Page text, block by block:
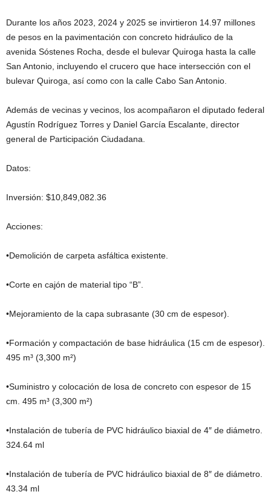
Durante los años 2023, 2024 y 2025 se invirtieron 14.97 millones
de pesos en la pavimentación con concreto hidráulico de la
avenida Sóstenes Rocha, desde el bulevar Quiroga hasta la calle
San Antonio, incluyendo el crucero que hace intersección con el
bulevar Quiroga, así como con la calle Cabo San Antonio.
Además de vecinas y vecinos, los acompañaron el diputado federal
Agustín Rodríguez Torres y Daniel García Escalante, director
general de Participación Ciudadana.
Datos:
Inversión: $10,849,082.36
Acciones:
•Demolición de carpeta asfáltica existente.
•Corte en cajón de material tipo “B”.
•Mejoramiento de la capa subrasante (30 cm de espesor).
•Formación y compactación de base hidráulica (15 cm de espesor).
495 m³ (3,300 m²)
•Suministro y colocación de losa de concreto con espesor de 15
cm. 495 m³ (3,300 m²)
•Instalación de tubería de PVC hidráulico biaxial de 4″ de diámetro.
324.64 ml
•Instalación de tubería de PVC hidráulico biaxial de 8″ de diámetro.
43.34 ml